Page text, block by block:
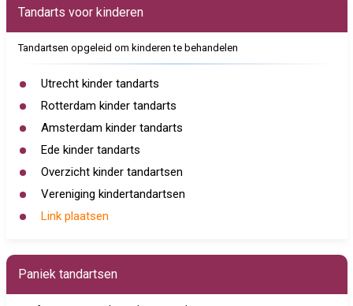
Tandarts voor kinderen
Tandartsen opgeleid om kinderen te behandelen
Utrecht kinder tandarts
Rotterdam kinder tandarts
Amsterdam kinder tandarts
Ede kinder tandarts
Overzicht kinder tandartsen
Vereniging kindertandartsen
Link plaatsen
Paniek tandartsen